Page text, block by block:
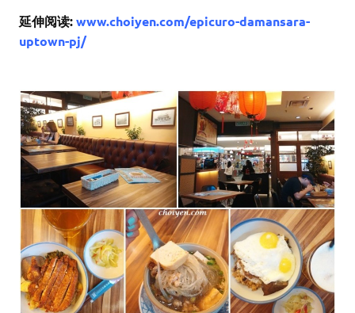
延伸阅读:www.choiyen.com/epicuro-damansara-
uptown-pj/